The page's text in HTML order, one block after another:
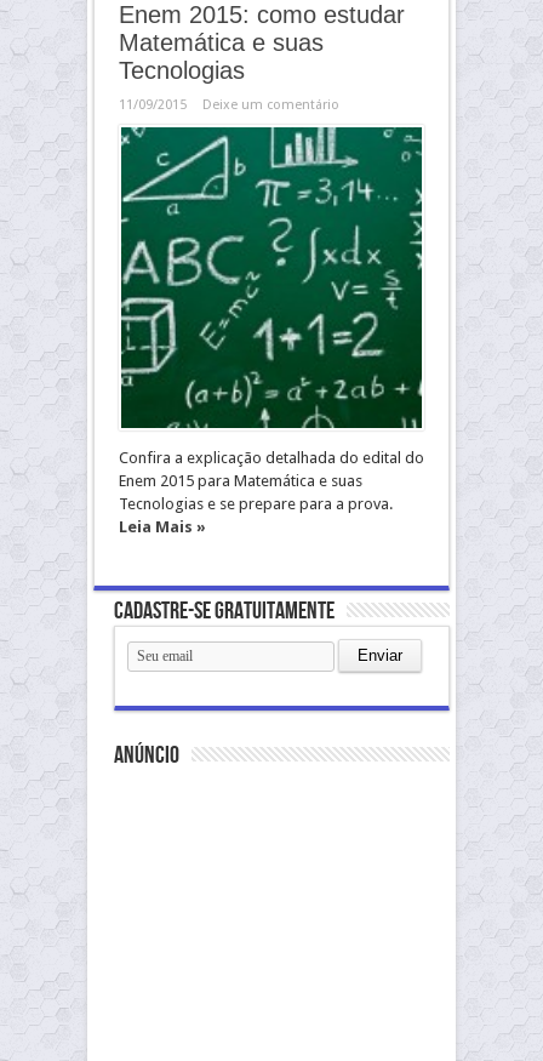
Enem 2015: como estudar
Matemática e suas
Tecnologias
11/09/2015 Deixe um comentário
Confira a explicação detalhada do edital do
Enem 2015 para Matemática e suas
Tecnologias e se prepare para a prova.
Leia Mais »
Cadastre-se gratuitamente
anúncio